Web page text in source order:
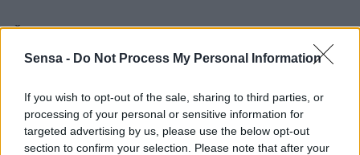
Sensa - Do Not Process My Personal Information
If you wish to opt-out of the sale, sharing to third parties, or
processing of your personal or sensitive information for
targeted advertising by us, please use the below opt-out
section to confirm your selection. Please note that after your
Če se nekdo dlje časa ne odzove na vaše klice ali
sporočila, je to zato, ker se je odločil, da tega ne bo
priložnosti iščete izgovore - verjetno nima časa,
morda je pozabil, počakam še malo.Ni potrebno, da
ste vsakomur prioriteta, a vseeno lahko izbirate